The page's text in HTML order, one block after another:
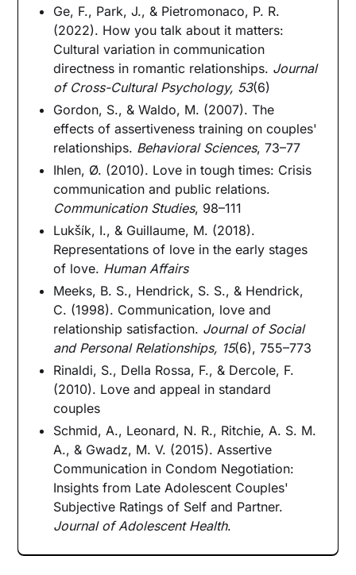
Ge, F., Park, J., & Pietromonaco, P. R.
(2022). How you talk about it matters:
Cultural variation in communication
directness in romantic relationships. Journal
of Cross-Cultural Psychology, 53(6)
Gordon, S., & Waldo, M. (2007). The
effects of assertiveness training on couples'
relationships. Behavioral Sciences, 73–77
Ihlen, Ø. (2010). Love in tough times: Crisis
communication and public relations.
Communication Studies, 98–111
Lukšík, I., & Guillaume, M. (2018).
Representations of love in the early stages
of love. Human Affairs
Meeks, B. S., Hendrick, S. S., & Hendrick,
C. (1998). Communication, love and
relationship satisfaction. Journal of Social
and Personal Relationships, 15(6), 755–773
Rinaldi, S., Della Rossa, F., & Dercole, F.
(2010). Love and appeal in standard
couples
Schmid, A., Leonard, N. R., Ritchie, A. S. M.
A., & Gwadz, M. V. (2015). Assertive
Communication in Condom Negotiation:
Insights from Late Adolescent Couples'
Subjective Ratings of Self and Partner.
Journal of Adolescent Health.